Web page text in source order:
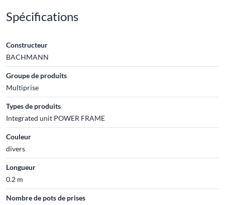
Spécifications
Constructeur
BACHMANN
Groupe de produits
Multiprise
Types de produits
Integrated unit POWER FRAME
Couleur
divers
Longueur
0.2 m
Nombre de pots de prises